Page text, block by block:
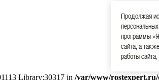
Library:30317 in /var/www/
Продолжая
программы
сайта, а
работы